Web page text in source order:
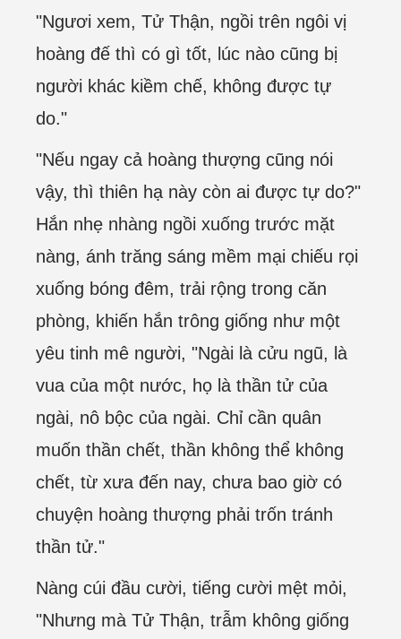
"Ngươi xem, Tử Thận, ngồi trên ngôi vị
hoàng đế thì có gì tốt, lúc nào cũng bị
người khác kiềm chế, không được tự
do."
"Nếu ngay cả hoàng thượng cũng nói
vậy, thì thiên hạ này còn ai được tự do?"
Hắn nhẹ nhàng ngồi xuống trước mặt
nàng, ánh trăng sáng mềm mại chiếu rọi
xuống bóng đêm, trải rộng trong căn
phòng, khiến hắn trông giống như một
yêu tinh mê người, "Ngài là cửu ngũ, là
vua của một nước, họ là thần tử của
ngài, nô bộc của ngài. Chỉ cần quân
muốn thần chết, thần không thể không
chết, từ xưa đến nay, chưa bao giờ có
chuyện hoàng thượng phải trốn tránh
thần tử."
Nàng cúi đầu cười, tiếng cười mệt mỏi,
"Nhưng mà Tử Thận, trẫm không giống